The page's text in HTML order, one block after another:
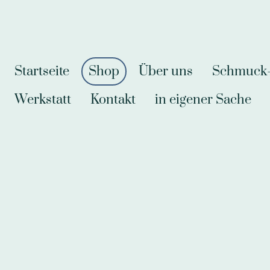
Startseite Shop Über uns
Werkstatt
Kontakt in eigener Sache